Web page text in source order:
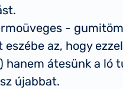
-
az, hogy
átesünk a ló
újabbat.